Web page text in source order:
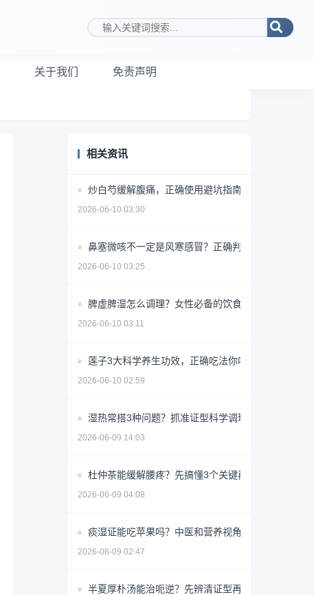
搜索关键词
关于我们 免责声明
相关资讯
炒白芍缓解腹痛，正确使用避坑指南
2026-06-10 03:30
鼻塞微咳不一定是风寒感冒？正确判断方法揭秘
2026-06-10 03:25
脾虚脾湿怎么调理？女性必备的饮食+药物+生活方式
2026-06-10 03:11
莲子3大科学养生功效，正确吃法你吃对了吗？
2026-06-10 02:59
湿热常搭3种问题？抓准证型科学调理少走弯路
2026-06-09 14:03
杜仲茶能缓解腰疼？先搞懂3个关键再喝
2026-06-09 04:08
痰湿证能吃苹果吗？中医和营养视角详解
2026-06-09 02:47
半夏厚朴汤能治呃逆？先辨清证型再用